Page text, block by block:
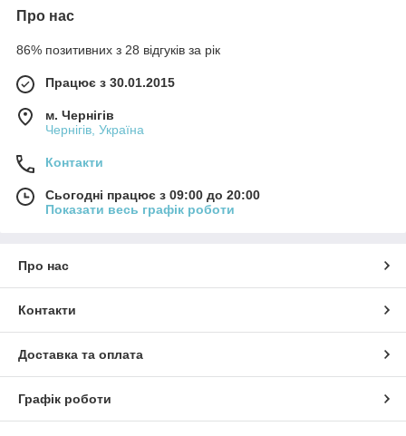
Про нас
86% позитивних з 28 відгуків за рік
Працює з 30.01.2015
м. Чернігів
Чернігів, Україна
Контакти
Сьогодні працює з 09:00 до 20:00
Показати весь графік роботи
Про нас
Контакти
Доставка та оплата
Графік роботи